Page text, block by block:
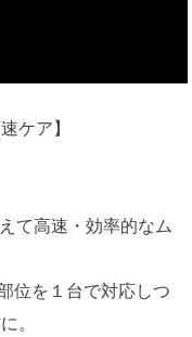
ケア】
て高速・効率的なム
位を１台で対応しつ
。